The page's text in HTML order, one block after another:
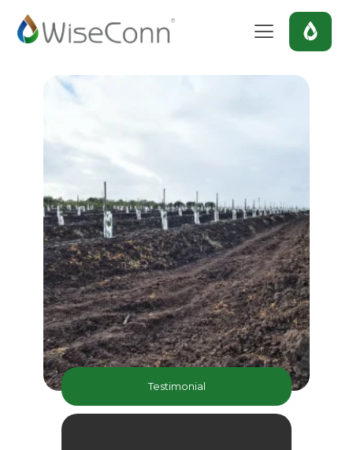
Testimonial